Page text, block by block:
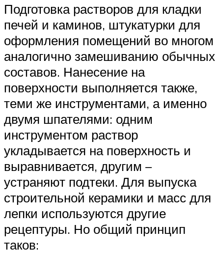
Подготовка растворов для кладки
печей и каминов, штукатурки для
оформления помещений во многом
аналогично замешиванию обычных
составов. Нанесение на
поверхности выполняется также,
теми же инструментами, а именно
двумя шпателями: одним
инструментом раствор
укладывается на поверхность и
выравнивается, другим –
устраняют подтеки. Для выпуска
строительной керамики и масс для
лепки используются другие
рецептуры. Но общий принцип
таков: